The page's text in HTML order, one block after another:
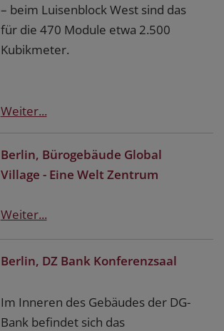
– beim Luisenblock West sind das
für die 470 Module etwa 2.500
Kubikmeter.
Weiter...
Berlin, Bürogebäude Global
Village - Eine Welt Zentrum
Weiter...
Berlin, DZ Bank Konferenzsaal
Im Inneren des Gebäudes der DG-
Bank befindet sich das